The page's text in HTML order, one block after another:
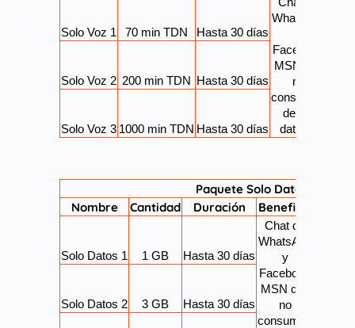
Solo Voz 1 70 min TDN Hasta 30 días
WhatsApp
Facebook
MSN que
no
consumen
de tus
datos**
Solo Voz 2 200 min TDN Hasta 30 días
Solo Voz 3 1000 min TDN Hasta 30 días
Paquete Solo Datos
Nombre
Cantidad Duración Beneficio
Solo Datos 1 1 GB Hasta 30 días
Chat de
WhatsApp
y
Facebook
MSN que
no
consumen
Solo Datos 2 3 GB Hasta 30 días